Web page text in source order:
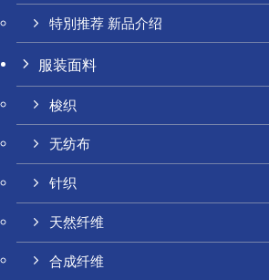
特別推荐 新品介绍
服装面料
梭织
无纺布
针织
天然纤维
合成纤维